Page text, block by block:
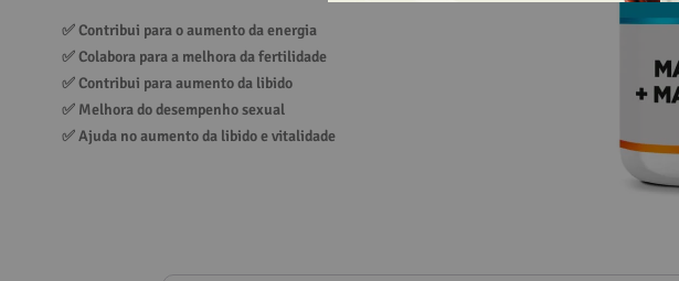
✅ Contribui para o aumento da energia
✅ Colabora para a melhora da fertilidade
✅ Contribui para aumento da libido
✅ Melhora do desempenho sexual
✅ Ajuda no aumento da libido e vitalidade
10 º vitamina